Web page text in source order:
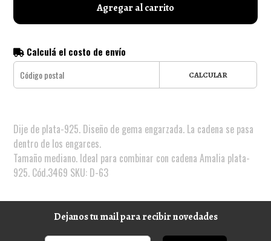
Agregar al carrito
Calculá el costo de envío
CALCULAR
Dije de plata-925. Diseño de gema engarzada. La cadena se pasa
dentro de los engarces.
Tamaño mediano. Ideal para combinar con cadena Amalia plata-
925. Cód.3469 SKU: D-63
Dejanos tu mail para recibir novedades